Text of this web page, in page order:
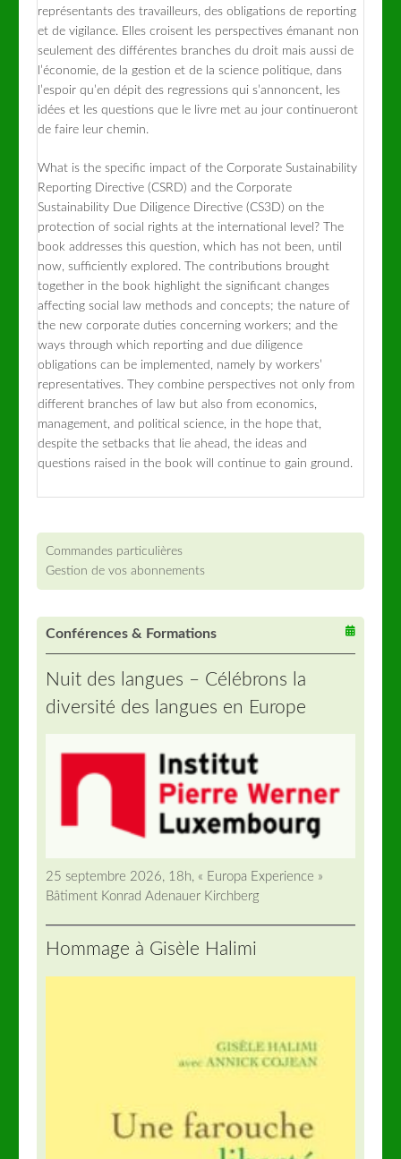
représentants des travailleurs, des obligations de reporting
et de vigilance. Elles croisent les perspectives émanant non
seulement des différentes branches du droit mais aussi de
l’économie, de la gestion et de la science politique, dans
l’espoir qu’en dépit des regressions qui s’annoncent, les
idées et les questions que le livre met au jour continueront
de faire leur chemin.
What is the specific impact of the Corporate Sustainability
Reporting Directive (CSRD) and the Corporate
Sustainability Due Diligence Directive (CS3D) on the
protection of social rights at the international level? The
book addresses this question, which has not been, until
now, sufficiently explored. The contributions brought
together in the book highlight the significant changes
affecting social law methods and concepts; the nature of
the new corporate duties concerning workers; and the
ways through which reporting and due diligence
obligations can be implemented, namely by workers’
representatives. They combine perspectives not only from
different branches of law but also from economics,
management, and political science, in the hope that,
despite the setbacks that lie ahead, the ideas and
questions raised in the book will continue to gain ground.
Commandes particulières
Gestion de vos abonnements
Conférences & Formations
Nuit des langues – Célébrons la
diversité des langues en Europe
25 septembre 2026, 18h, « Europa Experience »
Bâtiment Konrad Adenauer Kirchberg
Hommage à Gisèle Halimi